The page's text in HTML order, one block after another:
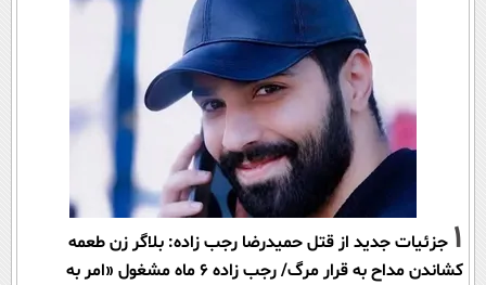
1 جزئیات جدید از قتل حمیدرضا رجب زاده: بلاگر زن طعمه
کشاندن مداح به قرار مرگ/ رجب زاده 6 ماه مشغول «امر به